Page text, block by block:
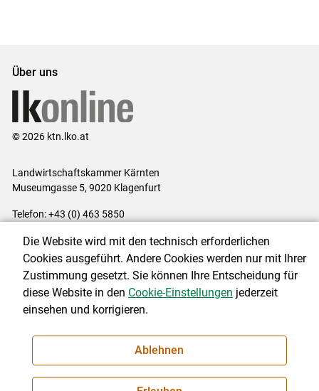
Über uns
© 2026 ktn.lko.at
Landwirtschaftskammer Kärnten
Museumgasse 5, 9020 Klagenfurt
Telefon: +43 (0) 463 5850
Impressum|Kontakt|Datenschutzerklärung|Barrierefreiheit|
Cookie-Einstellungen
NEWSLETTER
Die Website wird mit den technisch erforderlichen
Cookies ausgeführt. Andere Cookies werden nur mit Ihrer
Zustimmung gesetzt. Sie können Ihre Entscheidung für
diese Website in den Cookie-Einstellungen jederzeit
einsehen und korrigieren.
Ablehnen